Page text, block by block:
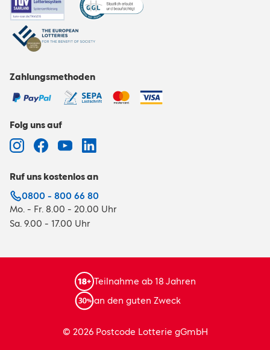
Zahlungsmethoden
Folg uns auf
Ruf uns kostenlos an
0800 - 800 66 80
Mo. - Fr. 8.00 - 20.00 Uhr
Sa. 9.00 - 17.00 Uhr
Teilnahme ab 18 Jahren
an den guten Zweck
© 2026 Postcode Lotterie gGmbH